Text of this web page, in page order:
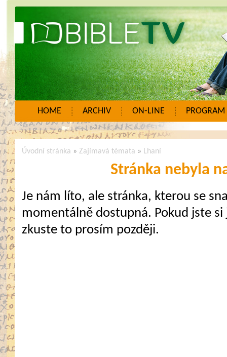
HOME ARCHIV ON-LINE PROGRAM
Úvodní stránka »Zajímavá témata » Lhaní
Stránka nebyla
Je nám líto, ale stránka, kterou se
momentálně dostupná. Pokud jste
zkuste to prosím později.